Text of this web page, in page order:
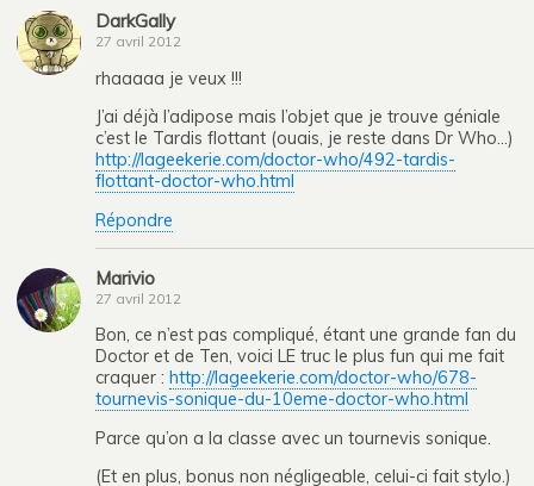
DarkGally
27 avril 2012
rhaaaaa je veux !!!
J’ai déjà l’adipose mais l’objet que je trouve géniale
c’est le Tardis flottant (ouais, je reste dans Dr Who…)
http://lageekerie.com/doctor-who/492-tardis-
flottant-doctor-who.html
Répondre
Marivio
27 avril 2012
Bon, ce n’est pas compliqué, étant une grande fan du
Doctor et de Ten, voici LE truc le plus fun qui me fait
craquer : http://lageekerie.com/doctor-who/678-
tournevis-sonique-du-10eme-doctor-who.html
Parce qu’on a la classe avec un tournevis sonique.
(Et en plus, bonus non négligeable, celui-ci fait stylo.)